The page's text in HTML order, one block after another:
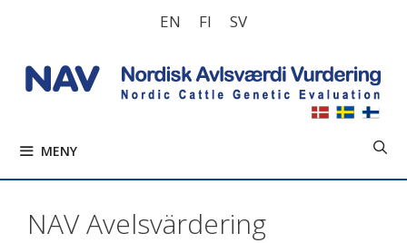
EN FI SV
MENY
NAV Avelsvärdering